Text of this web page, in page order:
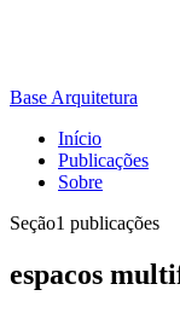
Base Arquitetura
Início
Publicações
Sobre
Seção1 publicações
espacos